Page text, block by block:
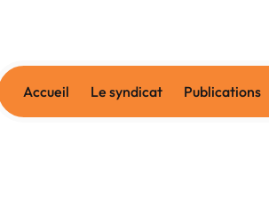
Accueil Le syndicat Publications